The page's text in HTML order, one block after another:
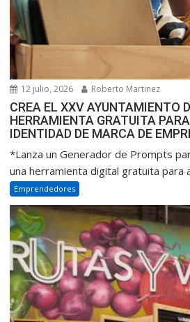
12 julio, 2026 Roberto Martinez
CREA EL XXV AYUNTAMIENTO
HERRAMIENTA GRATUITA
IDENTIDAD DE MARCA DE
*Lanza un Generador de Prompts
una herramienta digital gratuita para
Emprendedores